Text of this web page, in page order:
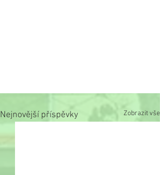
Nejnovější příspěvky Zobrazit vše